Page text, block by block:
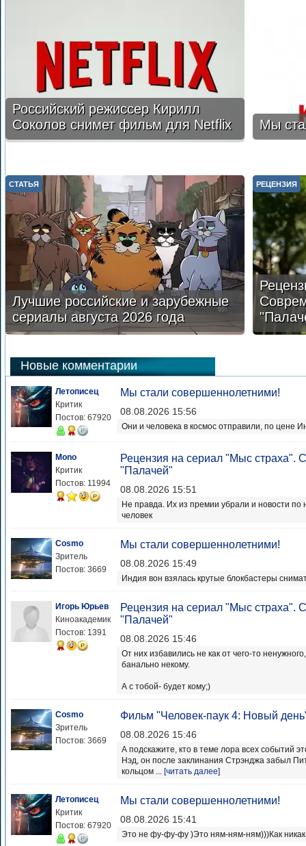
Российский режиссер Кирилл
Соколов снимет фильм для Netflix
Мы
Лучшие российские и зарубежные
сериалы августа 2026 года
СТАТЬЯ РЕЦЕНЗИЯ
Новые комментарии
Летописец
Критик
Постов: 67920
Мы стали совершеннолетними!
08.08.2026 15:56
Они и человека в космос отправили, по цене
Mono
Критик
Постов: 11994
Рецензия на сериал "Мыс страха".
"Палачей"
08.08.2026 15:51
Не правда. Их из премии убрали и новости
человек
Cosmo
Зритель
Постов: 3669
Мы стали совершеннолетними!
08.08.2026 15:49
Индия вон взялась крутые блокбастеры
Игорь Юрьев
Киноакадемик
Постов: 1391
Рецензия на сериал "Мыс страха".
"Палачей"
08.08.2026 15:46
От них избавились не как от чего-то
банально некому.
А с тобой- будет кому;)
Cosmo
Зритель
Постов: 3669
Фильм "Человек-паук 4: Новый
08.08.2026 15:46
А подскажите, кто в теме лора всех событий
Нэд, он после заклинания Стрэнджа забыл
кольцом ... [читать далее]
Летописец
Критик
Постов: 67920
Мы стали совершеннолетними!
08.08.2026 15:41
Это не фу-фу-фу )Это ням-ням-ням)))Как никак